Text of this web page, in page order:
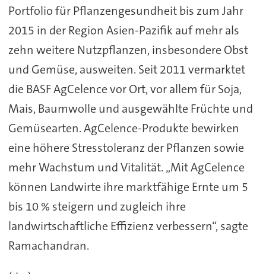
Portfolio für Pflanzengesundheit bis zum Jahr
2015 in der Region Asien-Pazifik auf mehr als
zehn weitere Nutzpflanzen, insbesondere Obst
und Gemüse, ausweiten. Seit 2011 vermarktet
die BASF AgCelence vor Ort, vor allem für Soja,
Mais, Baumwolle und ausgewählte Früchte und
Gemüsearten. AgCelence-Produkte bewirken
eine höhere Stresstoleranz der Pflanzen sowie
mehr Wachstum und Vitalität. „Mit AgCelence
können Landwirte ihre marktfähige Ernte um 5
bis 10 % steigern und zugleich ihre
landwirtschaftliche Effizienz verbessern“, sagte
Ramachandran.